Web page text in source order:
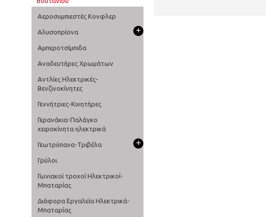
Αεροσυμπιεστές Κονφλερ
Αλυσοπρίονα +
Αμπεροτσίμπιδα
Αναδευτήρες Χρωμάτων
Αντλίες Ηλεκτρικές-
Βενζινοκίνητες
Γεννήτριες-Κινητήρες
Γερανάκια-Παλάγκο
χειροκίνητα ηλεκτρικά
Γεωτρύπανα-Τριβέλα +
Γρύλοι
Γωνιακοί τροχοί Ηλεκτρικοί-
Μπαταρίας
Διάφορα Εργαλεία Ηλεκτρικά-
Μπαταρίας